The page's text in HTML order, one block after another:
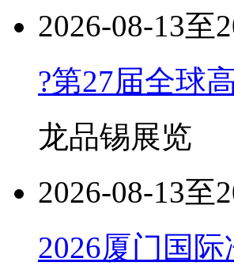
2026-08-13至
?第27届全球
龙品锡展览
2026-08-13至
2026厦门国